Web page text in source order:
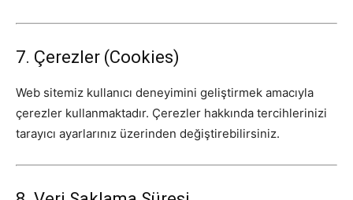
7. Çerezler (Cookies)
Web sitemiz kullanıcı deneyimini geliştirmek amacıyla
çerezler kullanmaktadır. Çerezler hakkında tercihlerinizi
tarayıcı ayarlarınız üzerinden değiştirebilirsiniz.